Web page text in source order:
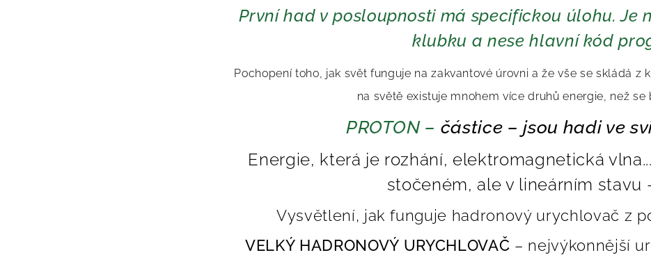
První had v posloupnosti má specifickou úlohu. Je
klubku a nese hlavní kód
Pochopení toho, jak svět funguje na zakvantové úrovni a že vše se skládá
na světě existuje mnohem více druhů energie, než se
PROTON – částice – jsou hadi ve
Energie, která je rozhání, elektromagnetická
stočeném, ale v lineárním stavu
Vysvětlení, jak funguje hadronový urychlovač z
VELKÝ HADRONOVÝ URYCHLOVAČ – nejvýkonnější